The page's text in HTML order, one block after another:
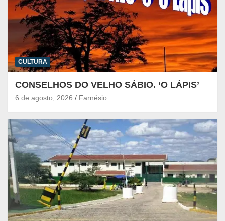
CULTURA
CONSELHOS DO VELHO SÁBIO. ‘O LÁPIS’
6 de agosto, 2026 Farnésio